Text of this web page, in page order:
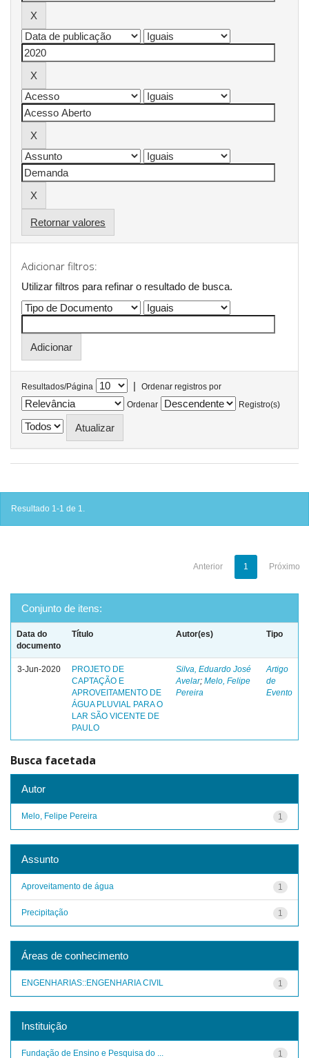
Retornar valores
Adicionar filtros:
Utilizar filtros para refinar o resultado de busca.
Resultados/Página |
Ordenar registros por
Ordenar
Registro(s)
Resultado 1-1 de 1.
Anterior 1 Próximo
Conjunto de itens:
Data do
documento
Título Autor(es) Tipo
3-Jun-2020
PROJETO DE
CAPTAÇÃO E
APROVEITAMENTO DE
ÁGUA PLUVIAL PARA O
LAR SÃO VICENTE DE
PAULO
Silva, Eduardo José
Avelar; Melo, Felipe
Pereira
Artigo
de
Evento
Busca facetada
Autor
1
Melo, Felipe Pereira
Assunto
1
Aproveitamento de água
1
Precipitação
Áreas de conhecimento
1
ENGENHARIAS::ENGENHARIA CIVIL
Instituição
1
Fundação de Ensino e Pesquisa do ...